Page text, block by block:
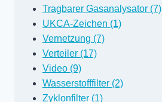
Tragbarer Gasanalysator (7)
UKCA-Zeichen (1)
Vernetzung (7)
Verteiler (17)
Video (9)
Wasserstofffilter (2)
Zyklonfilter (1)